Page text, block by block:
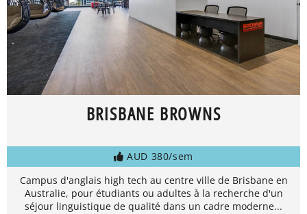
BRISBANE BROWNS
AUD 380/sem
Campus d'anglais high tech au centre ville de Brisbane en
Australie, pour étudiants ou adultes à la recherche d'un
séjour linguistique de qualité dans un cadre moderne...